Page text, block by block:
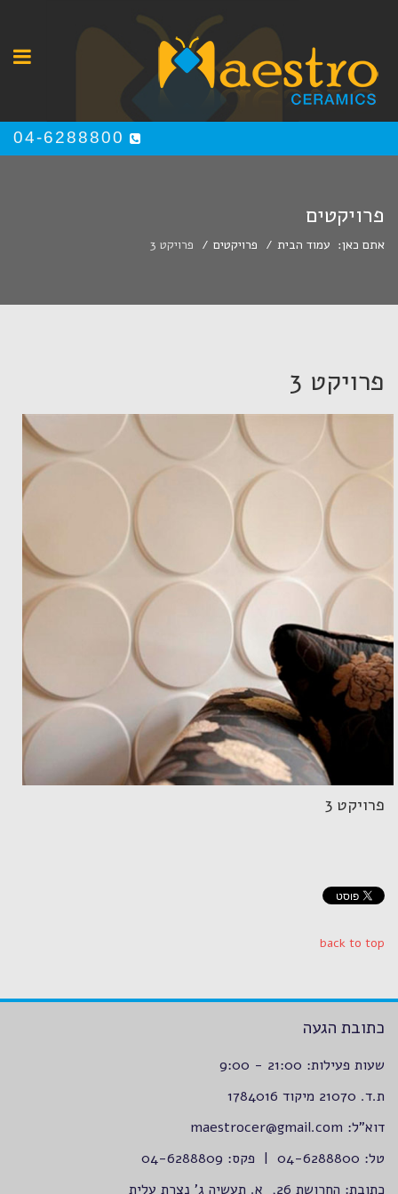
04-6288800
פרויקטים
אתם כאן: עמוד הבית פרויקטים פרויקט 3
פרויקט 3
פרויקט 3
back to top
כתובת הגעה
שעות פעילות: 21:00 - 9:00
ת.ד. 21070 מיקוד 1784016
דוא”ל: maestrocer@gmail.com
טל: 04-6288800 | פקס: 04-6288809
כתובת: החרושת 26, א. תעשיה ג’ נצרת עלית